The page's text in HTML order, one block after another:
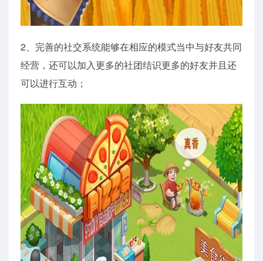
2、完善的社交系统能够在相应的模式当中与好友共同
经营，还可以加入更多的社团结识更多的好友并且还
可以进行互动；